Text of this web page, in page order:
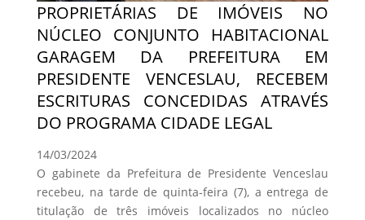
PROPRIETÁRIAS DE IMÓVEIS NO
NÚCLEO CONJUNTO HABITACIONAL
GARAGEM DA PREFEITURA EM
PRESIDENTE VENCESLAU, RECEBEM
ESCRITURAS CONCEDIDAS ATRAVÉS
DO PROGRAMA CIDADE LEGAL
14/03/2024
O gabinete da Prefeitura de Presidente Venceslau
recebeu, na tarde de quinta-feira (7), a entrega de
titulação de três imóveis localizados no núcleo